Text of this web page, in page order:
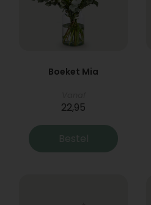
Boeket Mia
22,95
Bestel